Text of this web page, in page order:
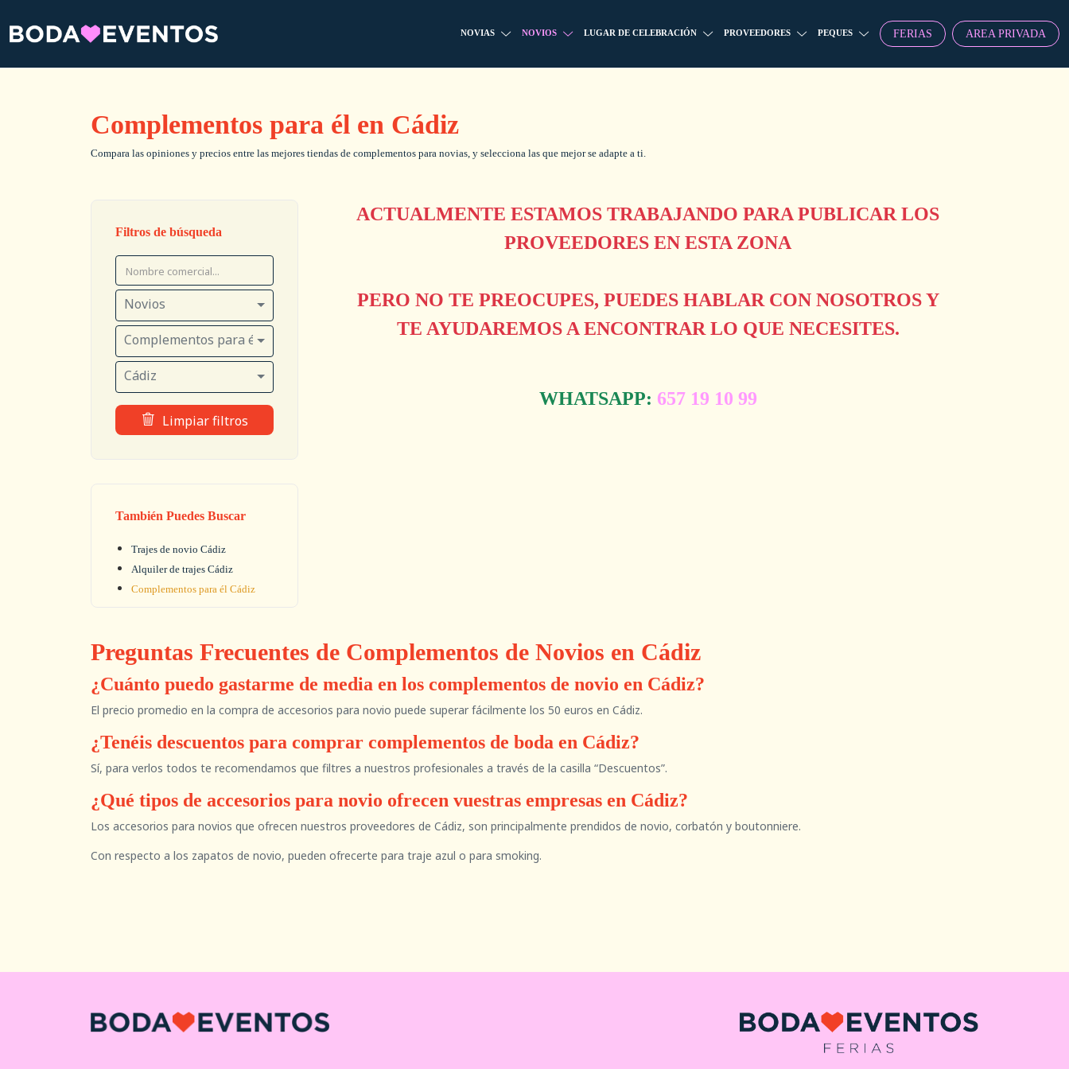
NOVIAS NOVIOS LUGAR DE CELEBRACIÓN PROVEEDORES PEQUES FERIAS AREA PRIVADA
Complementos para él en Cádiz
Compara las opiniones y precios entre las mejores tiendas de complementos para novias, y selecciona las que mejor se adapte a ti.
Filtros de búsqueda
Novios
Complementos para él
Cádiz
Limpiar filtros
También Puedes Buscar
Trajes de novio Cádiz
Alquiler de trajes Cádiz
Complementos para él Cádiz
ACTUALMENTE ESTAMOS TRABAJANDO PARA PUBLICAR LOS
PROVEEDORES EN ESTA ZONA
PERO NO TE PREOCUPES, PUEDES HABLAR CON NOSOTROS Y
TE AYUDAREMOS A ENCONTRAR LO QUE NECESITES.
WHATSAPP: 657 19 10 99
Preguntas Frecuentes de Complementos de Novios en Cádiz
¿Cuánto puedo gastarme de media en los complementos de novio en Cádiz?
El precio promedio en la compra de accesorios para novio puede superar fácilmente los 50 euros en Cádiz.
¿Tenéis descuentos para comprar complementos de boda en Cádiz?
Sí, para verlos todos te recomendamos que filtres a nuestros profesionales a través de la casilla “Descuentos”.
¿Qué tipos de accesorios para novio ofrecen vuestras empresas en Cádiz?
Los accesorios para novios que ofrecen nuestros proveedores de Cádiz, son principalmente prendidos de novio, corbatón y boutonniere.
Con respecto a los zapatos de novio, pueden ofrecerte para traje azul o para smoking.